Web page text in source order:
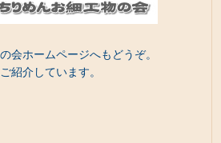
会ホームページへもどうぞ。
紹介しています。